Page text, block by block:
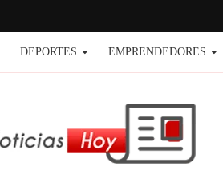
DEPORTES EMPRENDEDORES